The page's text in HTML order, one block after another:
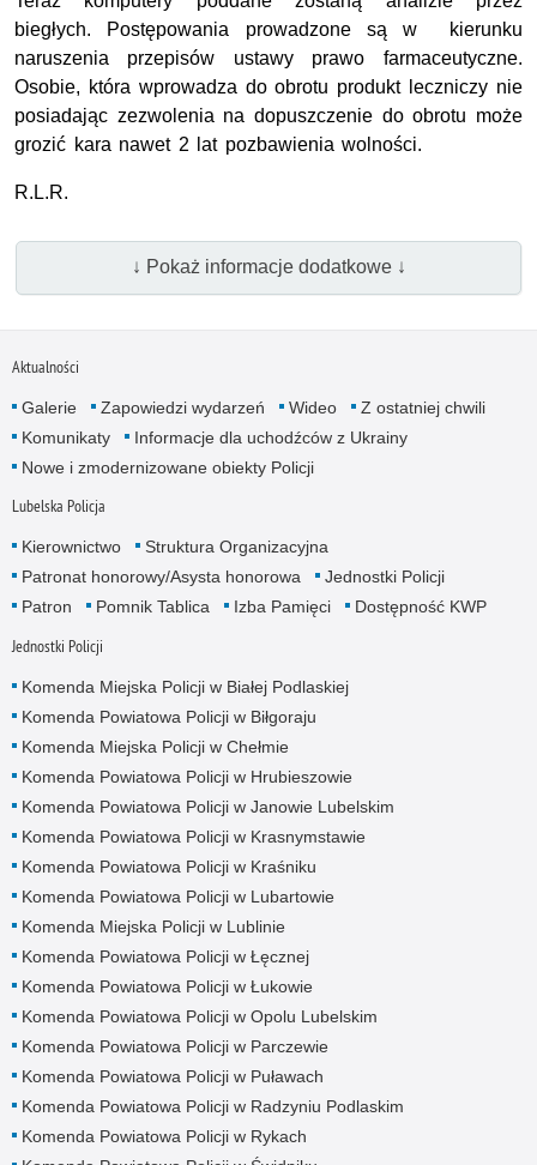
biegłych. Postępowania prowadzone są w kierunku
naruszenia przepisów ustawy prawo farmaceutyczne.
Osobie, która wprowadza do obrotu produkt leczniczy nie
posiadając zezwolenia na dopuszczenie do obrotu może
grozić kara nawet 2 lat pozbawienia wolności.
R.L.R.
↓ Pokaż informacje dodatkowe ↓
Aktualności
Galerie Zapowiedzi wydarzeń Wideo
Z ostatniej chwili
Komunikaty
Informacje dla uchodźców z Ukrainy
Nowe i zmodernizowane obiekty Policji
Lubelska Policja
Kierownictwo
Struktura Organizacyjna
Patronat honorowy/Asysta honorowa
Jednostki Policji
Patron
Pomnik Tablica Izba Pamięci Dostępność KWP
Jednostki Policji
Komenda Miejska Policji w Białej Podlaskiej
Komenda Powiatowa Policji w Biłgoraju
Komenda Miejska Policji w Chełmie
Komenda Powiatowa Policji w Hrubieszowie
Komenda Powiatowa Policji w Janowie Lubelskim
Komenda Powiatowa Policji w Krasnymstawie
Komenda Powiatowa Policji w Kraśniku
Komenda Powiatowa Policji w Lubartowie
Komenda Miejska Policji w Lublinie
Komenda Powiatowa Policji w Łęcznej
Komenda Powiatowa Policji w Łukowie
Komenda Powiatowa Policji w Opolu Lubelskim
Komenda Powiatowa Policji w Parczewie
Komenda Powiatowa Policji w Puławach
Komenda Powiatowa Policji w Radzyniu Podlaskim
Komenda Powiatowa Policji w Rykach